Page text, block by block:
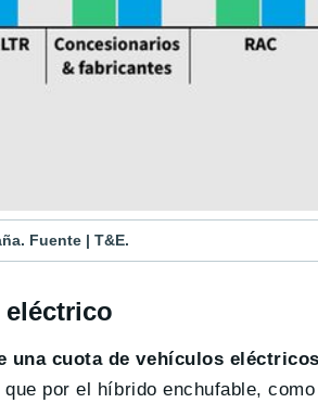
Fuente | T&E.
una cuota de vehículos eléctricos
por el híbrido enchufable, como